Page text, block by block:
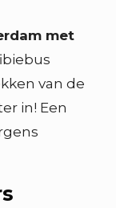
met
van de
in! Een